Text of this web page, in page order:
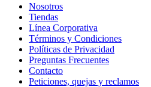
Nosotros
Tiendas
Línea Corporativa
Términos y Condiciones
Políticas de Privacidad
Preguntas Frecuentes
Contacto
Peticiones, quejas y reclamos